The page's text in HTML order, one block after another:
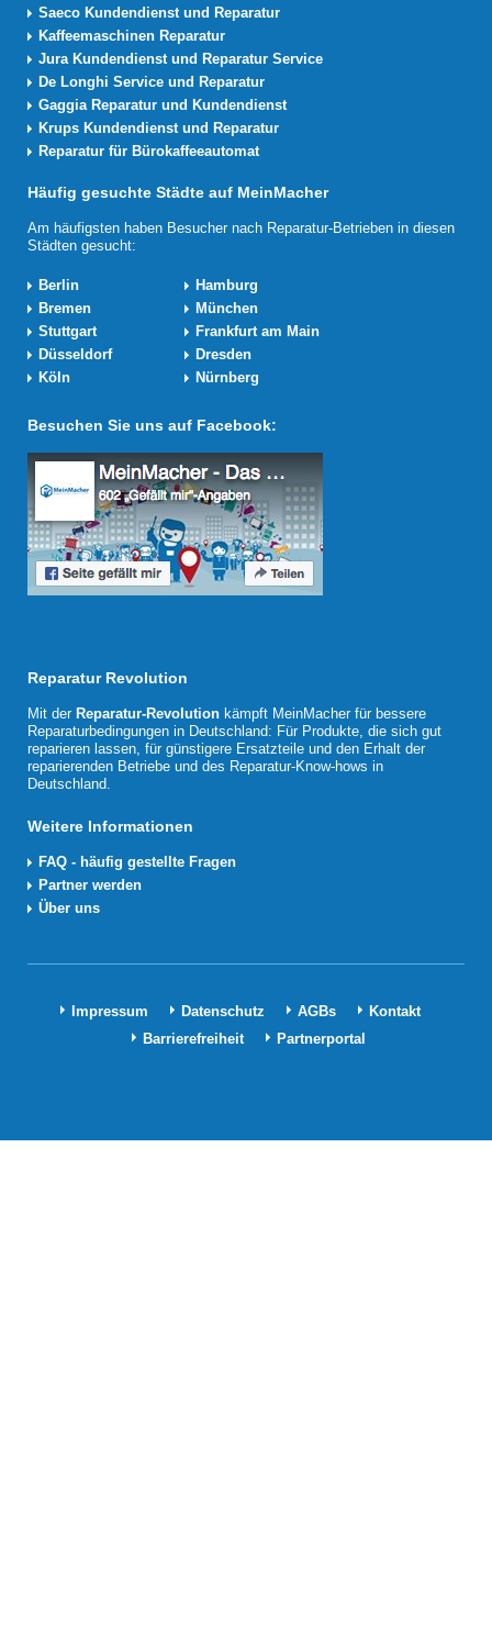
Saeco Kundendienst und Reparatur
Kaffeemaschinen Reparatur
Jura Kundendienst und Reparatur Service
De Longhi Service und Reparatur
Gaggia Reparatur und Kundendienst
Krups Kundendienst und Reparatur
Reparatur für Bürokaffeeautomat
Häufig gesuchte Städte auf MeinMacher
Am häufigsten haben Besucher nach Reparatur-Betrieben in diesen
Städten gesucht:
Berlin
Hamburg
Bremen
München
Stuttgart
Frankfurt am Main
Düsseldorf
Dresden
Köln
Nürnberg
Besuchen Sie uns auf Facebook:
Reparatur Revolution
Mit der Reparatur-Revolution kämpft MeinMacher für bessere
Reparaturbedingungen in Deutschland: Für Produkte, die sich gut
reparieren lassen, für günstigere Ersatzteile und den Erhalt der
reparierenden Betriebe und des Reparatur-Know-hows in
Deutschland.
Weitere Informationen
FAQ - häufig gestellte Fragen
Partner werden
Über uns
Impressum Datenschutz AGBs
Kontakt
Barrierefreiheit
Partnerportal